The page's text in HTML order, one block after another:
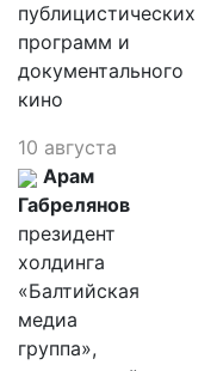
публицистических
программ и
документального
кино
10 августа
Арам
Габрелянов
президент
холдинга
«Балтийская
медиа
группа»,